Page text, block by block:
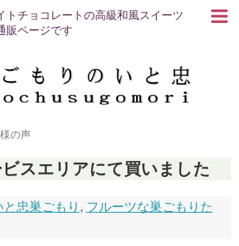
トチョコレートの高級和風スイーツ
販ページです
の声
スエリアにて買いました
と忠巣ごもり , フルーツな巣ごもりた